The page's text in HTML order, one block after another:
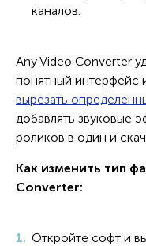
каналов.
Any Video Converter
понятный интерфейс
вырезать
добавлять звуковые
роликов в один и
Как изменить тип
Converter:
Откройте софт и